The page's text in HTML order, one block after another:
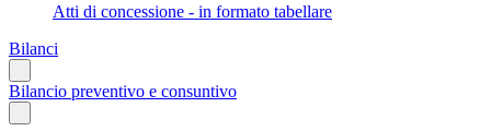
Atti di concessione - in formato tabellare
Bilanci
Bilancio preventivo e consuntivo